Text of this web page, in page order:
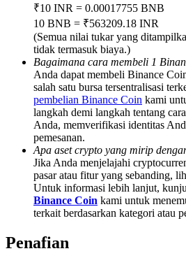
Share 500000 CASHCAT prize
Exclusive for BitMart Users
Register & Trade to Win 500,000
Precious Metals Trading Carnival
Trade Gold & Silver · 33,333
USDT New User Exclusive 10%
₹10 INR = 0.00017755 BNB
10 BNB = ₹563209.18 INR
(Semua nilai tukar yang
tidak termasuk biaya.)
Bagaimana cara membeli 1
Anda dapat membeli Binance
salah satu bursa tersentralisasi
pembelian Binance Coin kami
langkah demi langkah tentang
Anda, memverifikasi identitas
pemesanan.
Apa aset crypto yang mirip
Jika Anda menjelajahi
pasar atau fitur yang sebanding,
Untuk informasi lebih lanjut,
Binance Coin kami untuk
terkait berdasarkan kategori atau
Penafian